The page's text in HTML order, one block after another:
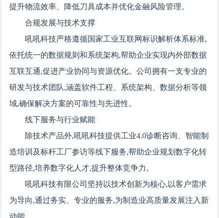
提升物流效率、降低刀具成本并优化金融风险管理。
合规发展与技术支撑
吼吼科技严格遵循国家工业互联网标识解析体系标准,
依托统一的数据规则和系统架构,帮助企业实现内外部数据
互联互通,促进产业协同与资源优化。公司拥有一支专业的
研发与技术团队,涵盖软件工程、系统架构、数据分析等领
域,确保解决方案的可靠性与先进性。
线下服务与行业赋能
除技术产品外,吼吼科技提供工业4.0诊断咨询、智能制
造培训及标杆工厂参访等线下服务,帮助企业规划数字化转
型路径,培养数字化人才,提升整体竞争力。
吼吼科技有限公司坚持以技术创新为核心,以客户需求
为导向,通过务实、专业的服务,为制造业高质量发展注入新
动能。